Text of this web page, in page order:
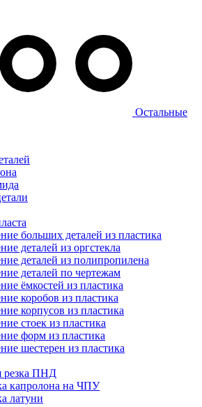
Остальные
больших деталей из пластика
деталей из оргстекла
деталей из полипропилена
деталей по чертежам
ёмкостей из пластика
коробов из пластика
корпусов из пластика
стоек из пластика
форм из пластика
шестерен из пластика
резка ПНД
капролона на ЧПУ
латуни